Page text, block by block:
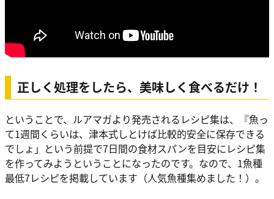
正しく処理をしたら、美味しく食べるだけ！
ということで、ルアマガより発売されるレシピ集は、『魚っ
て1週間くらいは、津本式しとけば比較的安全に保存できる
でしょ」という前提で7日間の食材スパンを目安にレシピ集
を作ってみようということになったのです。なので、1魚種
最低7レシピを掲載しています（人気魚種集めました！）。